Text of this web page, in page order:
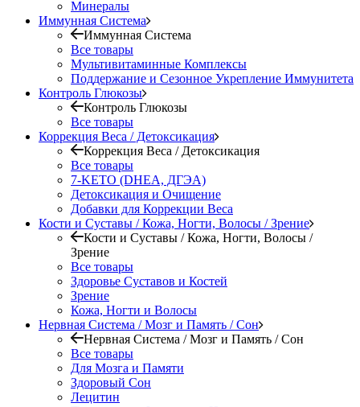
Минералы
Иммунная Система
Иммунная Система
Все товары
Мультивитаминные Комплексы
Поддержание и Сезонное Укрепление Иммунитета
Контроль Глюкозы
Контроль Глюкозы
Все товары
Коррекция Веса / Детоксикация
Коррекция Веса / Детоксикация
Все товары
7-KETO (DHEA, ДГЭА)
Детоксикация и Очищение
Добавки для Коррекции Веса
Кости и Суставы / Кожа, Ногти, Волосы / Зрение
Кости и Суставы / Кожа, Ногти, Волосы /
Зрение
Все товары
Здоровье Суставов и Костей
Зрение
Кожа, Ногти и Волосы
Нервная Система / Мозг и Память / Сон
Нервная Система / Мозг и Память / Сон
Все товары
Для Мозга и Памяти
Здоровый Сон
Лецитин